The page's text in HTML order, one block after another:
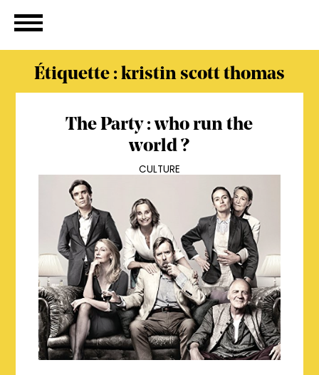
Étiquette : kristin scott thomas
The Party : who run the
world ?
CULTURE